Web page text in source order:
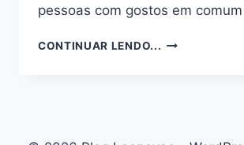
pessoas com gostos em comum
CONTINUAR LENDO... APRENDA
FACEBOOK